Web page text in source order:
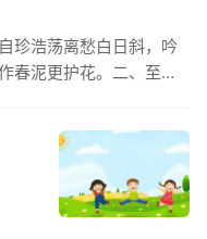
珍浩荡离愁白日斜，吟
春泥更护花。二、至今